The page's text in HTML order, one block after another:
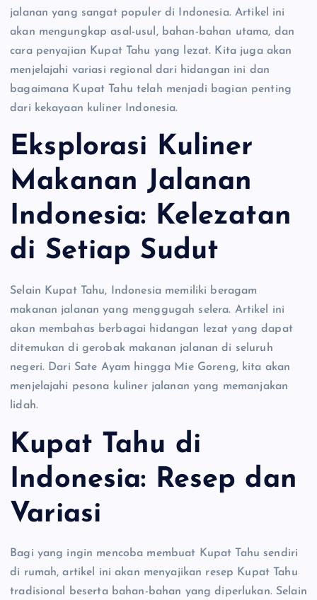
jalanan yang sangat populer di Indonesia. Artikel ini
akan mengungkap asal-usul, bahan-bahan utama, dan
cara penyajian Kupat Tahu yang lezat. Kita juga akan
menjelajahi variasi regional dari hidangan ini dan
bagaimana Kupat Tahu telah menjadi bagian penting
dari kekayaan kuliner Indonesia.
Eksplorasi Kuliner
Makanan Jalanan
Indonesia: Kelezatan
di Setiap Sudut
Selain Kupat Tahu, Indonesia memiliki beragam
makanan jalanan yang menggugah selera. Artikel ini
akan membahas berbagai hidangan lezat yang dapat
ditemukan di gerobak makanan jalanan di seluruh
negeri. Dari Sate Ayam hingga Mie Goreng, kita akan
menjelajahi pesona kuliner jalanan yang memanjakan
lidah.
Kupat Tahu di
Indonesia: Resep dan
Variasi
Bagi yang ingin mencoba membuat Kupat Tahu sendiri
di rumah, artikel ini akan menyajikan resep Kupat Tahu
tradisional beserta bahan-bahan yang diperlukan. Selain